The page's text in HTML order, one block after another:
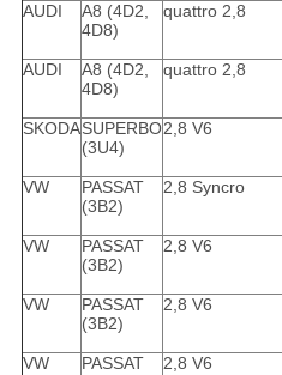
AUDI
A8 (4D2,
4D8)
quattro 2,8
AUDI
A8 (4D2,
4D8)
quattro 2,8
SKODASUPERBO
(3U4)
2,8 V6
VW
PASSAT
(3B2)
2,8 Syncro
VW
PASSAT
(3B2)
2,8 V6
VW
PASSAT
(3B2)
2,8 V6
VW
PASSAT
2,8 V6